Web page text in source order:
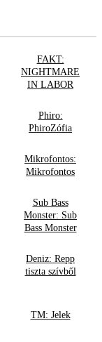
FAKT:
NIGHTMARE
IN LABOR
Phiro:
PhiroZófia
Mikrofontos:
Mikrofontos
Sub Bass
Monster: Sub
Bass Monster
Deniz: Repp
tiszta szívből
TM: Jelek